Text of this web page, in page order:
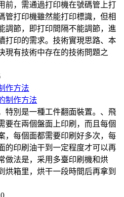
前，需通過打印機在號碼管上打
管打印機雖然能打印標識，但相
調節，即打印間隔不能調節，進
打印的需求。技術實現思路、本
現有技術中存在的技術問題之
作方法
特別是一種工件翻面裝置。、飛
要在兩個盤面上印刷，而且每個
，每個面都需要印刷好多次，每
的印刷油干到一定程度才可以再
做法是，采用多臺印刷機和烘
烘箱里，烘干一段時間后再拿到